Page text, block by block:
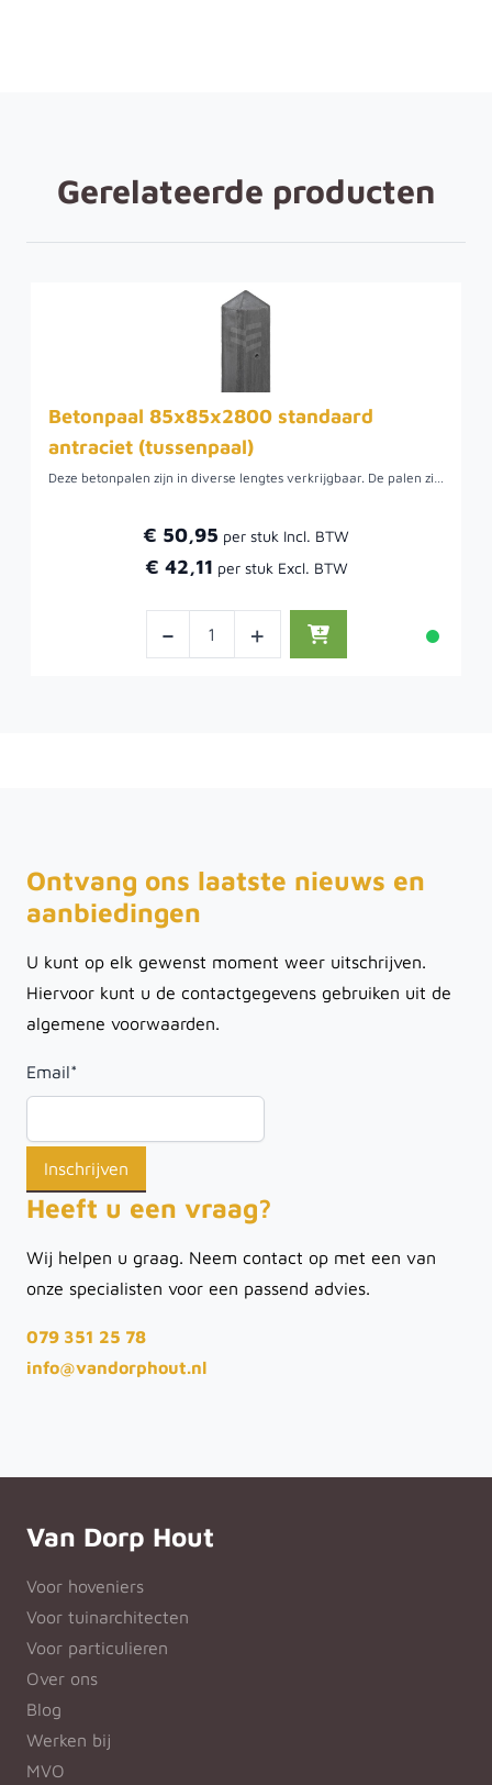
Gerelateerde producten
Betonpaal 85x85x2800 standaard
antraciet (tussenpaal)
Deze betonpalen zijn in diverse lengtes verkrijgbaar. De palen zijn glad aan alle 4 de zijden. De betonpalen hebben een vaste sponning maat die geschikt is voor zowel een gladde als een smalle motief onderplaat.
€ 50,95
€ 42,11
- +
Ontvang ons laatste nieuws en
aanbiedingen
U kunt op elk gewenst moment weer uitschrijven.
Hiervoor kunt u de contactgegevens gebruiken uit de
algemene voorwaarden.
Email*
Heeft u een vraag?
Wij helpen u graag. Neem contact op met een van
onze specialisten voor een passend advies.
079 351 25 78
info@vandorphout.nl
Van Dorp Hout
Voor hoveniers
Voor tuinarchitecten
Voor particulieren
Over ons
Blog
Werken bij
MVO